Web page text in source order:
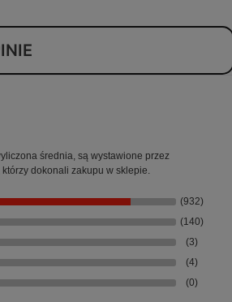
średnia, są wystawione przez
dokonali zakupu w sklepie.
(932)
(140)
(3)
(4)
(0)